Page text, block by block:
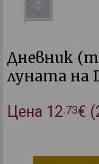
Дневник
луната на
Цена 12.73€